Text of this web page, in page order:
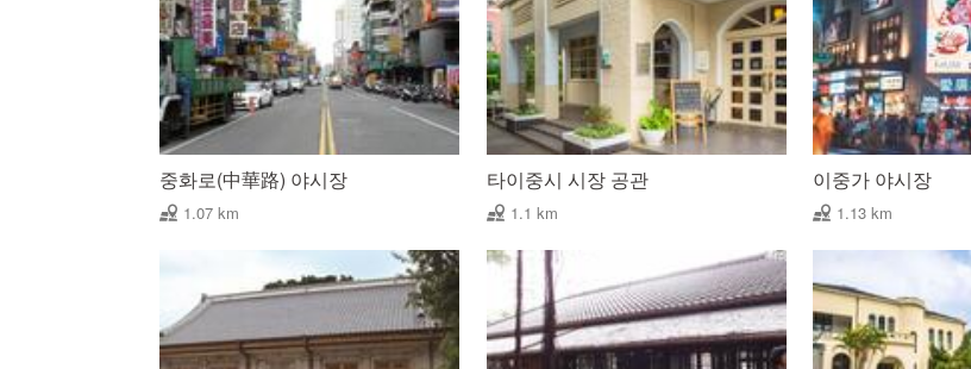
중화로(中華路) 야시장
1.07 km
타이중시 시장 공관
1.1 km
이중가 야시장
1.13 km